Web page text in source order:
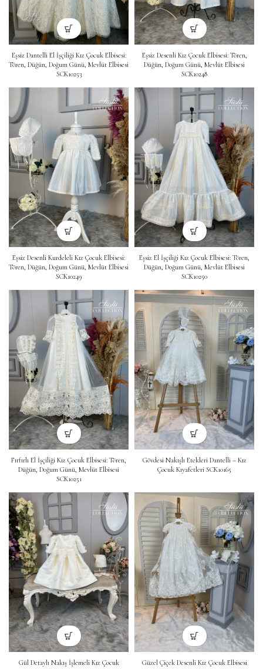
Eşsiz Dantelli El İşçiliği Kız Çocuk Elbisesi:
Tören, Düğün, Doğum Günü, Mevlüt Elbisesi
SCK10253
Eşsiz Desenli Kız Çocuk Elbisesi: Tören,
Düğün, Doğum Günü, Mevlüt Elbisesi
SCK10248
Eşsiz Desenli Kurdeleli Kız Çocuk Elbisesi:
Tören, Düğün, Doğum Günü, Mevlüt Elbisesi
SCK10249
Eşsiz El İşçiliği Kız Çocuk Elbisesi: Tören,
Düğün, Doğum Günü, Mevlüt Elbisesi
SCK10250
Fırfırlı El İşçiliği Kız Çocuk Elbisesi: Tören,
Düğün, Doğum Günü, Mevlüt Elbisesi
SCK10251
Gövdesi Nakışlı Etekleri Dantelli – Kız
Çocuk Kıyafetleri SCK10165
Gül Detaylı Nakış İşlemeli Kız Çocuk
Güzel Çiçek Desenli Kız Çocuk Elbisesi